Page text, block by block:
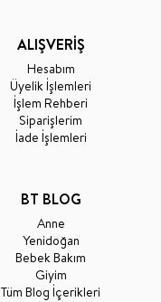
ALIŞVERİŞ
Hesabım
Üyelik İşlemleri
İşlem Rehberi
Siparişlerim
İade İşlemleri
BT BLOG
Anne
Yenidoğan
Bebek Bakım
Giyim
Tüm Blog İçerikleri